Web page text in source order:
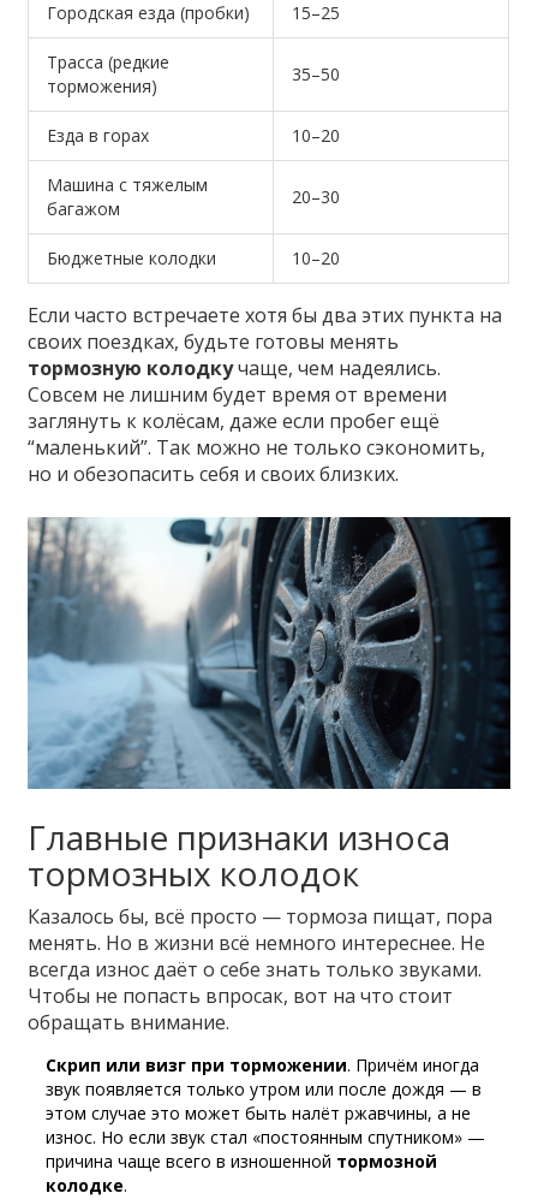
Городская езда (пробки) 15–25
Трасса (редкие
торможения)
35–50
Езда в горах 10–20
Машина с тяжелым
багажом
20–30
Бюджетные колодки 10–20
Если часто встречаете хотя бы два этих пункта на
своих поездках, будьте готовы менять
тормозную колодкучаще, чем надеялись.
Совсем не лишним будет время от времени
заглянуть к колёсам, даже если пробег ещё
“маленький”. Так можно не только сэкономить,
но и обезопасить себя и своих близких.
Главные признаки износа
тормозных колодок
Казалось бы, всё просто — тормоза пищат, пора
менять. Но в жизни всё немного интереснее. Не
всегда износ даёт о себе знать только звуками.
Чтобы не попасть впросак, вот на что стоит
обращать внимание.
Скрип или визг при торможении. Причём иногда
звук появляется только утром или после дождя — в
этом случае это может быть налёт ржавчины, а не
износ. Но если звук стал «постоянным спутником» —
причина чаще всего в изношенной тормозной
колодке.